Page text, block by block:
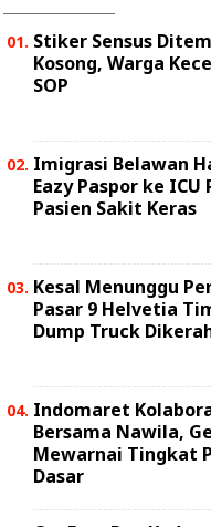
Stiker Sensus
Kosong, Warga
SOP
Imigrasi Belawan
Eazy Paspor ke
Pasien Sakit Keras
Kesal Menunggu
Pasar 9 Helvetia
Dump Truck
Indomaret
Bersama Nawila,
Mewarnai Tingkat
Dasar